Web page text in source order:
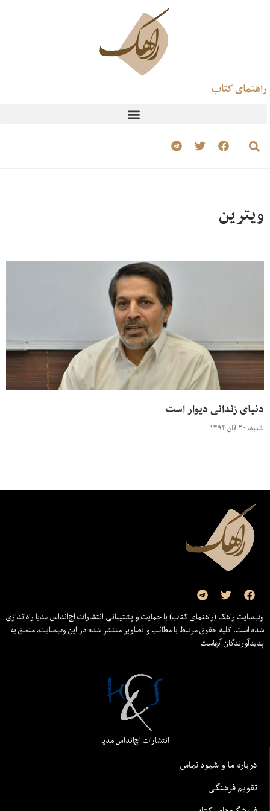
راهنمای کتاب
ویترین
دنیای زندانی دیوار است
شنبه، ۳۰ آبان ۱۳۹۴
وب‌سایت راهک (راهنمای کتاب) با حمایت و پشتیبانی انتشارات اچ‌اند‌اس مدیا راه‌اندازی
شده است. کلیه حقوق مرتبط با مطالب و تصاویر منتشر شده در این وب‌سایت، متعلق به
پدیدآورندگان آنهاست
انتشارات اچ‌اند‌اس مدیا
درباره ما و شیوه تماس
تقویم فرهنگی